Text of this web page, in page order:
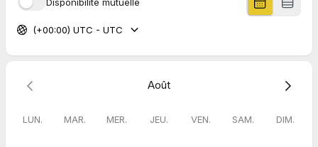
(+00:00) UTC - UTC
Août
LUN. MAR. MER. JEU. VEN. SAM. DIM.